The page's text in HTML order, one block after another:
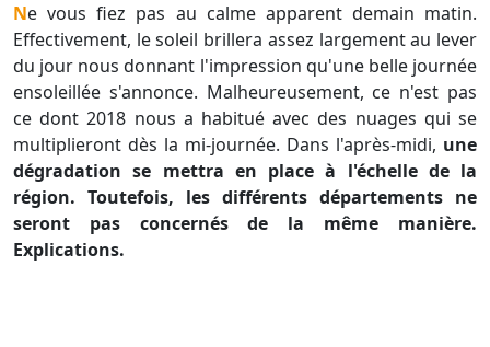
Ne vous fiez pas au calme apparent demain matin.
Effectivement, le soleil brillera assez largement au lever
du jour nous donnant l'impression qu'une belle journée
ensoleillée s'annonce. Malheureusement, ce n'est pas
ce dont 2018 nous a habitué avec des nuages qui se
multiplieront dès la mi-journée. Dans l'après-midi, une
dégradation se mettra en place à l'échelle de la
région. Toutefois, les différents départements ne
seront pas concernés de la même manière.
Explications.